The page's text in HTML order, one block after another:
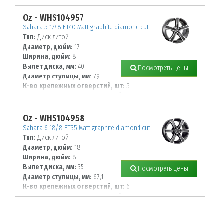
115
Oz - WHS104957
Sahara 5 17/8 ET40 Matt graphite diamond cut
Тип: Диск литой
Диаметр, дюйм: 17
Ширина, дюйм: 8
Вылет диска, мм: 40
Диаметр ступицы, мм: 79
К-во крепежных отверстий, шт: 5
Диаметр располож. отверстий, мм:
114,3
Посмотреть цены
Oz - WHS104958
Sahara 6 18/8 ET35 Matt graphite diamond cut
Тип: Диск литой
Диаметр, дюйм: 18
Ширина, дюйм: 8
Вылет диска, мм: 35
Диаметр ступицы, мм: 67,1
К-во крепежных отверстий, шт: 6
Диаметр располож. отверстий, мм:
139,7
Посмотреть цены